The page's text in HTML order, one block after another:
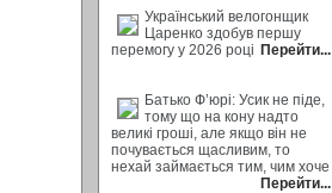
Український велогонщик
Царенко здобув першу
перемогу у 2026 році Перейти...
Батько Ф’юрі: Усик не піде,
тому що на кону надто
великі гроші, але якщо він не
почувається щасливим, то
нехай займається тим, чим хоче
Перейти...